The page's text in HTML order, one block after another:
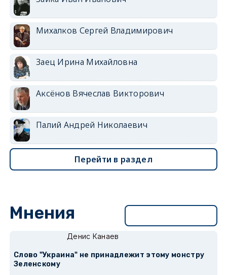
Михалков Сергей Владимирович
Заец Ирина Михайловна
Аксёнов Вячеслав Викторович
Палий Андрей Николаевич
Перейти в раздел
Мнения
Денис Канаев
Слово "Украина" не принадлежит этому монстру
Зеленскому